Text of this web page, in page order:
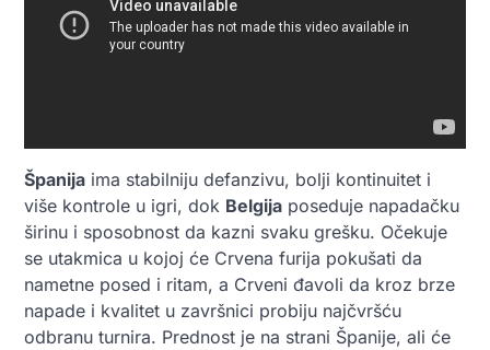
Španija ima stabilniju defanzivu, bolji kontinuitet i
više kontrole u igri, dok Belgija poseduje napadačku
širinu i sposobnost da kazni svaku grešku. Očekuje
se utakmica u kojoj će Crvena furija pokušati da
nametne posed i ritam, a Crveni đavoli da kroz brze
napade i kvalitet u završnici probiju najčvršću
odbranu turnira. Prednost je na strani Španije, ali će